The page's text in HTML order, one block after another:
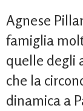
Agnese
famiglia
quelle degli
che la
dinamica a